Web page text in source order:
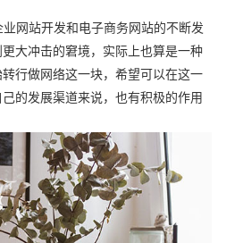
网站开发和电子商务网站的不断发
大冲击的窘境，实际上也算是一种
行做网络这一块，希望可以在这一
的发展渠道来说，也有积极的作用